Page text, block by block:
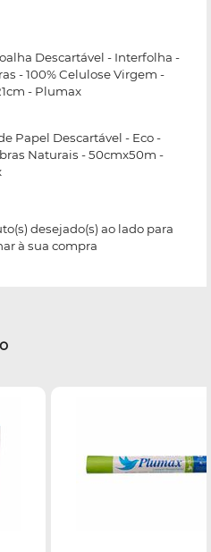
Descartável - Interfolha -
- 100% Celulose Virgem -
- Plumax
Papel Descartável - Eco -
Naturais - 50cmx50m -
desejado(s) ao lado para
à sua compra